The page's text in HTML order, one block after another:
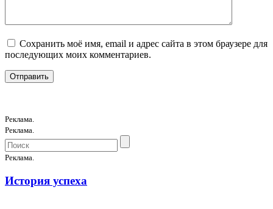
Сохранить моё имя, email и адрес сайта в этом браузере для
последующих моих комментариев.
Реклама.
Реклама.
Реклама.
История успеха